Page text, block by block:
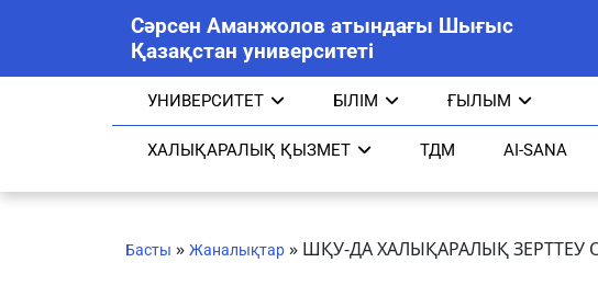
Сәрсен Аманжолов атындағы Шығыс
Қазақстан университеті
УНИВЕРСИТЕТ БІЛІМ ҒЫЛЫМ
ХАЛЫҚАРАЛЫҚ ҚЫЗМЕТ ТДМ AI-SANA
Басты » Жаналықтар » ШҚУ-ДА ХАЛЫҚАРАЛЫҚ